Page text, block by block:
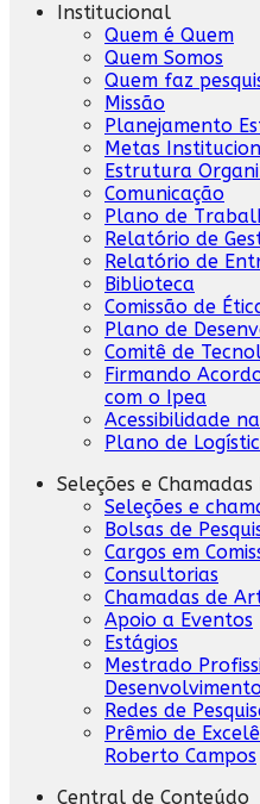
Institucional
Quem é Quem
Quem Somos
Quem faz
Missão
Planejamento
Metas
Estrutura
Comunicação
Plano de
Relatório de
Relatório de
Biblioteca
Comissão de
Plano de
Comitê de
Firmando
com o Ipea
Acessibilidade
Plano de
Seleções e Chamadas
Seleções e
Bolsas de
Cargos em
Consultorias
Chamadas de
Apoio a Eventos
Estágios
Mestrado
Redes de
Prêmio de
Roberto Campos
Central de Conteúdo